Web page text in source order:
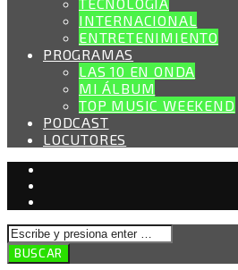
INTERNACIONAL
ENTRETENIMIENTO
PROGRAMAS
LAS 10 EN ONDA
MI ÁLBUM
TOP MUSIC WEEKEND
PODCAST
LOCUTORES